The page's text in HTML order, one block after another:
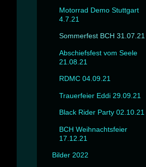
Motorrad Demo Stuttgart
4.7.21
Sommerfest BCH 31.07.21
Abschiefsfest vom Seele
21.08.21
RDMC 04.09.21
Trauerfeier Eddi 29.09.21
Black Rider Party 02.10.21
BCH Weihnachtsfeier
17.12.21
Bilder 2022